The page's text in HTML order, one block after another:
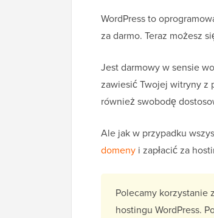
WordPress to
za darmo. Teraz możesz
Jest darmowy w sensie
zawiesić Twojej witryny z
również swobodę
Ale jak w przypadku
domeny i zapłacić za
Polecamy korzystanie z
hostingu WordPress.